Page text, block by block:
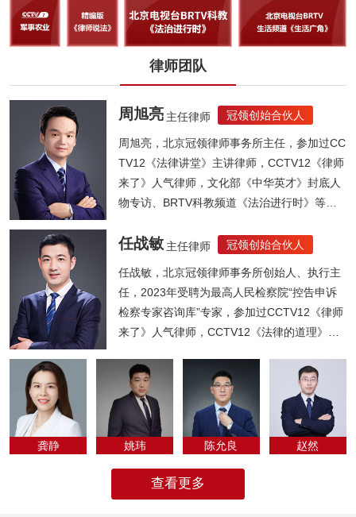
律师团队
周旭亮 主任律师 冠领创始合伙人
周旭亮，北京冠领律师事务所主任，参加过CC
TV12《法律讲堂》主讲律师，CCTV12《律师
来了》人气律师，文化部《中华英才》封底人
物专访、BRTV科教频道《法治进行时》等节
任战敏 主任律师 冠领创始合伙人
任战敏，北京冠领律师事务所创始人、执行主
任，2023年受聘为最高人民检察院“控告申诉
检察专家咨询库”专家，参加过CCTV12《律师
来了》人气律师，CCTV12《法律的道理》人
专为法律人化...
龚静 姚玮 陈允良 ​赵然
查看更多